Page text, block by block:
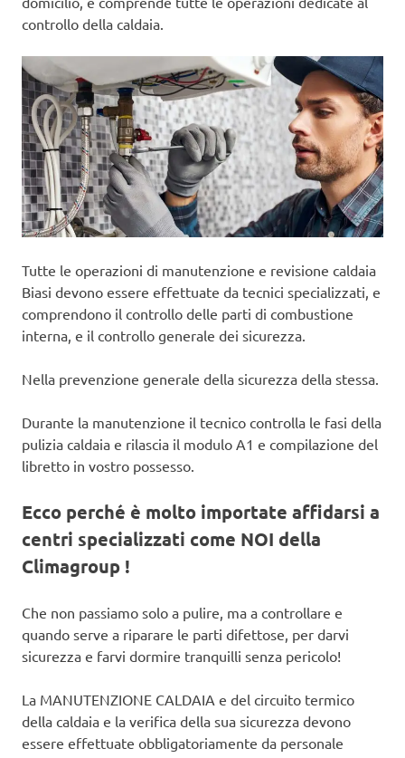
controllo della caldaia.
Tutte le operazioni di manutenzione e revisione caldaia
Biasi devono essere effettuate da tecnici specializzati, e
comprendono il controllo delle parti di combustione
interna, e il controllo generale dei sicurezza.
Nella prevenzione generale della sicurezza della stessa.
Durante la manutenzione il tecnico controlla le fasi della
pulizia caldaia e rilascia il modulo A1 e compilazione del
libretto in vostro possesso.
Ecco perché è molto importate affidarsi a
centri specializzati come NOI della
Climagroup !
Che non passiamo solo a pulire, ma a controllare e
quando serve a riparare le parti difettose, per darvi
sicurezza e farvi dormire tranquilli senza pericolo!
La MANUTENZIONE CALDAIA e del circuito termico
della caldaia e la verifica della sua sicurezza devono
essere effettuate obbligatoriamente da personale